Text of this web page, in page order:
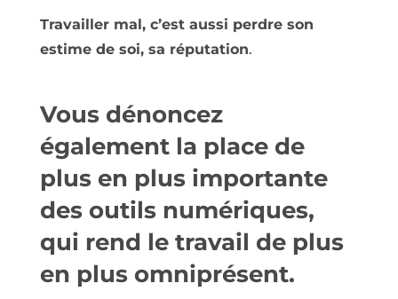
Travailler mal, c’est aussi perdre son
estime de soi, sa réputation.
Vous dénoncez
également la place de
plus en plus importante
des outils numériques,
qui rend le travail de plus
en plus omniprésent.